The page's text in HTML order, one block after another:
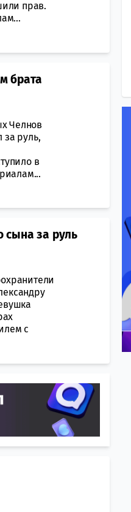
прав.
брата
Челнов
за руль,
в
сына за руль
с